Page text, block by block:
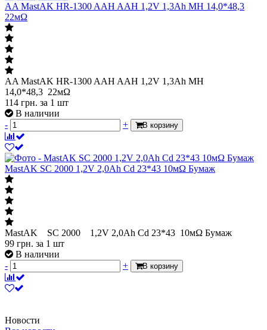
AA MastAK HR-1300 AAH AAH 1,2V 1,3Ah MH 14,0*48,3
22мΩ
AA MastAK HR-1300 AAH AAH 1,2V 1,3Ah MH
14,0*48,3 22мΩ
114 грн. за 1 шт
В наличии
-
+ В корзину
MastAK SC 2000 1,2V 2,0Ah Cd 23*43 10мΩ Бумаж
MastAK SC 2000 1,2V 2,0Ah Cd 23*43 10мΩ Бумаж
99 грн. за 1 шт
В наличии
-
+ В корзину
Новости